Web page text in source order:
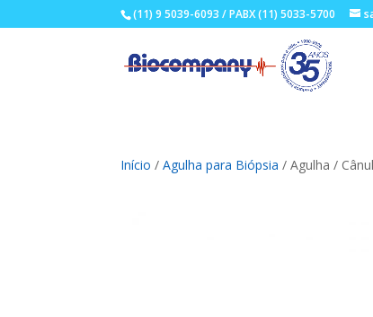
(11) 9 5039-6093 / PABX (11) 5033-5700
Início /Agulha para Biópsia / Agulha /